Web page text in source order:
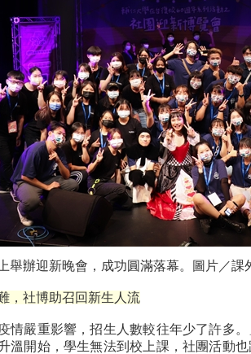
舉辦迎新晚會，成功圓滿落幕。圖片／課
，社博助召回新生人流
疫情嚴重影響，招生人數較往年少了許多
溫開始，學生無法到校上課，社團活動